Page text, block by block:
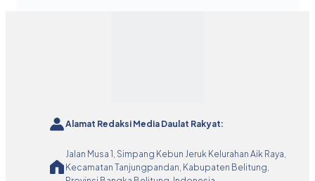
Alamat Redaksi Media Daulat Rakyat:
Jalan Musa 1, Simpang Kebun Jeruk Kelurahan Aik Raya,
Kecamatan Tanjungpandan, Kabupaten Belitung,